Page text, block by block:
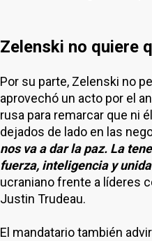
Zelenski no quiere
Por su parte, Zelenski no
aprovechó un acto por el
rusa para remarcar que ni
dejados de lado en las
nos va a dar la paz. La
fuerza, inteligencia y
ucraniano frente a líderes
Justin Trudeau.
El mandatario también